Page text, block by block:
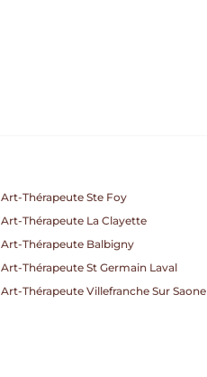
Art-Thérapeute Ste Foy
Art-Thérapeute La Clayette
Art-Thérapeute Balbigny
Art-Thérapeute St Germain Laval
Art-Thérapeute Villefranche Sur Saone